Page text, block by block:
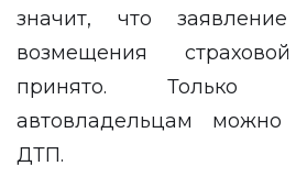
значит, что
возмещения
принято. Только
автовладельцам можно
ДТП.